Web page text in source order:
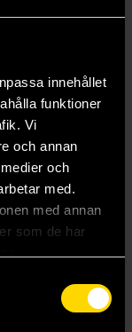
innehållet
funktioner
Vi
och annan
och
med.
med annan
som de har